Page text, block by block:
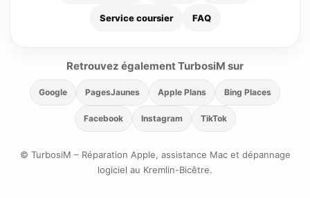
Service coursier FAQ
Retrouvez également TurbosiM sur
Google PagesJaunes Apple Plans Bing Places
Facebook Instagram TikTok
© TurbosiM – Réparation Apple, assistance Mac et dépannage
logiciel au Kremlin-Bicêtre.